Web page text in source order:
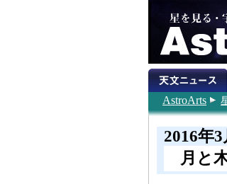
AstroArts
2016年3
月と